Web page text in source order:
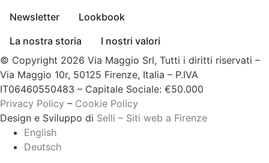
Newsletter
Lookbook
La nostra storia
I nostri valori
© Copyright 2026 Via Maggio Srl, Tutti i diritti riservati –
Via Maggio 10r, 50125 Firenze, Italia – P.IVA
IT06460550483 – Capitale Sociale: €50.000
Privacy Policy – Cookie Policy
Design e Sviluppo di Selli – Siti web a Firenze
English
Deutsch